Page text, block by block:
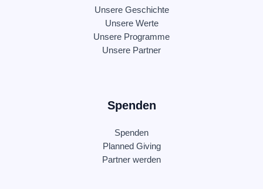
Unsere Geschichte
Unsere Werte
Unsere Programme
Unsere Partner
Spenden
Spenden
Planned Giving
Partner werden